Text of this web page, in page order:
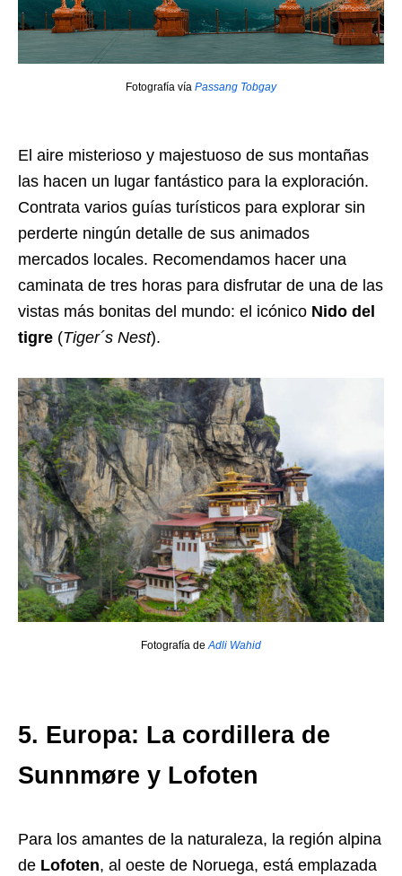
Fotografía vía Passang Tobgay
El aire misterioso y majestuoso de sus montañas
las hacen un lugar fantástico para la exploración.
Contrata varios guías turísticos para explorar sin
perderte ningún detalle de sus animados
mercados locales. Recomendamos hacer una
caminata de tres horas para disfrutar de una de las
vistas más bonitas del mundo: el icónico Nido del
tigre (Tiger´s Nest).
Fotografía deAdli Wahid
5. Europa: La cordillera de
Sunnmøre y Lofoten
Para los amantes de la naturaleza, la región alpina
de Lofoten, al oeste de Noruega, está emplazada